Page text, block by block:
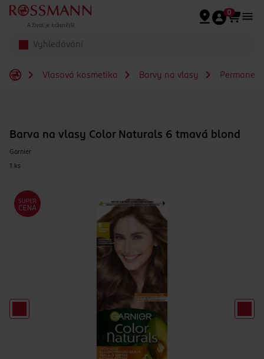
Přeskočit na hlavmní obsah
0
Vlasová kosmetika Barvy na vlasy
Barva na vlasy Color Naturals 6 tmavá blond
Garnier
1 ks